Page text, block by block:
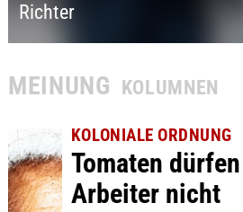
Richter
MEINUNG KOLUMNEN
KOLONIALE ORDNUNG
Tomaten
Arbeiter nicht